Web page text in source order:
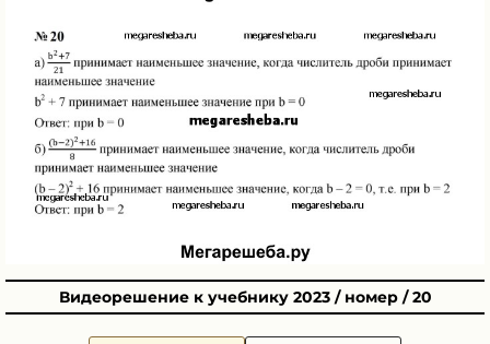
Видеорешение к учебнику 2023 / номер / 20